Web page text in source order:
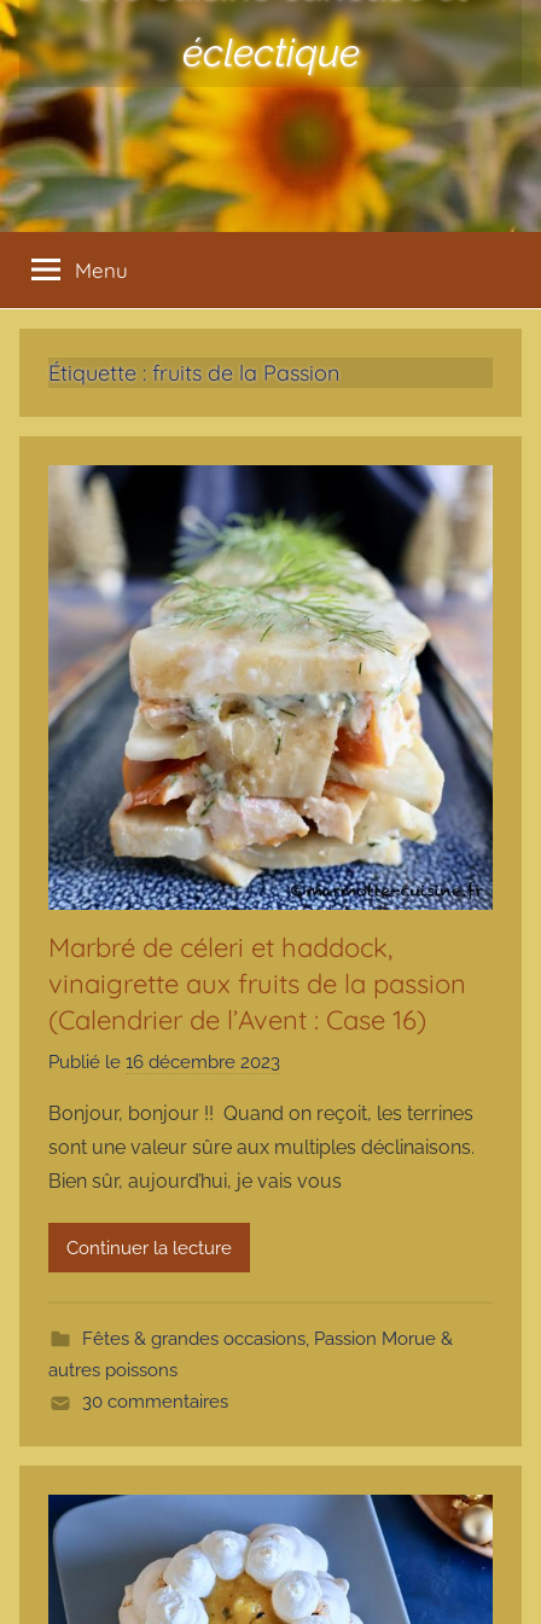
éclectique
Menu
Étiquette : fruits de la Passion
Marbré de céleri et haddock,
vinaigrette aux fruits de la passion
(Calendrier de l’Avent : Case 16)
Publié le 16 décembre 2023
r
m
a
t
Bonjour, bonjour !! Quand on reçoit, les terrines
sont une valeur sûre aux multiples déclinaisons.
Bien sûr, aujourd’hui, je vais vous
Continuer la lecture
Fêtes & grandes occasions, Passion Morue &
autres poissons
30 commentaires